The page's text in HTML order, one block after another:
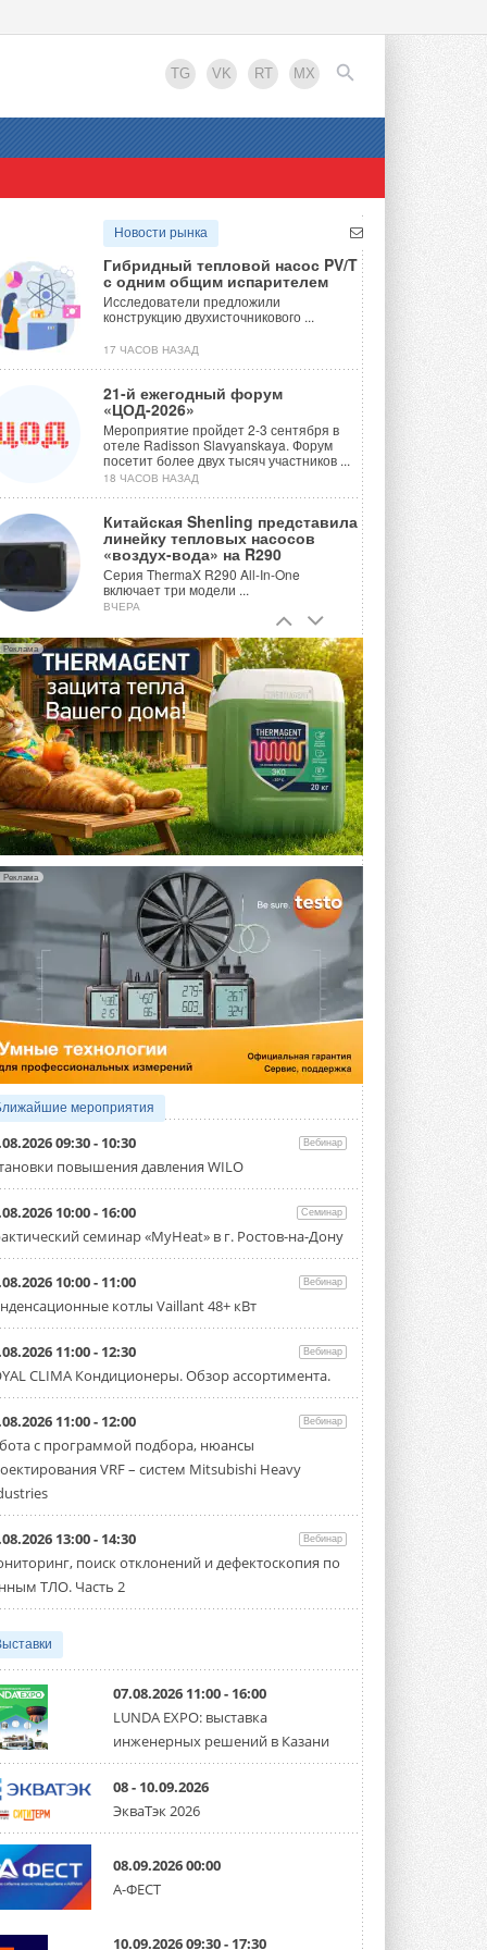
TG VK RT MX
EN
Новости рынка
Гибридный тепловой насос PV/T
с одним общим испарителем
Исследователи предложили
конструкцию двухисточникового ...
17 ЧАСОВ НАЗАД
21-й ежегодный форум
«ЦОД-2026»
Мероприятие пройдет 2-3 сентября в
отеле Radisson Slavyanskaya. Форум
посетит более двух тысяч участников ...
18 ЧАСОВ НАЗАД
Китайская Shenling представила
линейку тепловых насосов
«воздух-вода» на R290
Серия ThermaX R290 All-In-One
включает три модели ...
ВЧЕРА
Тепловые насосы в связке с
солнечной генерацией и
накопителем снижают
потребление на 60%
Исследователи из Италии установили ...
ВЧЕРА
«РУСКЛИМАТ Fest 2026» в Уфе
собрал свыше 700 профи
климатической отрасли
Организатором выступил торгово-
производственный холдинг ...
3 АВГУСТА 2026
«Датарк» испытал модульный
ЦОД с плотностью 54 кВт на
стойку
Испытания прошли на собственной
производственной площадке и были ...
3 АВГУСТА 2026
Samsung выпускает VRF-
систему DVM на R32
Линейка включает семь типоразмеров
производительностью от 22,4 до 56 кВт.
Суммарная длина трубопроводов ...
3 АВГУСТА 2026
«СиСофт Девелопмент» подвел
итоги конкурса студенческих
проектов «ТИМ-лидеры 2026»
Новый сезон конкурса «ТИМ-лидеры»
стартует уже в сентябре 2026 года ...
3 АВГУСТА 2026
«Русклимат» укрепляет
партнёрство за Уралом
Президент Омского землячества в
Москве Михаил Тимошенко посетил
Омск с трёхдневным рабочим визитом ...
31 ИЮЛЯ 2026
Carrier модернизирует
флагманский чиллер AquaEdge
19XR
Чиллер получил новую версию,
Mitsubishi расширяет
направление систем
охлаждения для ЦОД
США запретили использование
иностранных инверторов
28 июля 2026 года Федеральная
комиссия по связи США (FCC) обновила
свой специальный перечень Covered ...
31 ИЮЛЯ 2026
Уже через месяц в России
можно будет устанавливать
солнечные панели в МКД
С 1 сентября снимается запрет на
микрогенерацию в многоквартирных ...
30 ИЮЛЯ 2026
Канальные вентиляторы с ЕС-
Реклама
Реклама
мероприятия
09:30 - 10:30 Вебинар
повышения давления WILO
10:00 - 16:00 Семинар
семинар «MyHeat» в г. Ростов-на-Дону
10:00 - 11:00 Вебинар
котлы Vaillant 48+ кВт
11:00 - 12:30 Вебинар
CLIMA Кондиционеры. Обзор ассортимента.
11:00 - 12:00 Вебинар
с программой подбора, нюансы
VRF – систем Mitsubishi Heavy
13:00 - 14:30 Вебинар
поиск отклонений и дефектоскопия по
ТЛО. Часть 2
07.08.2026 11:00 - 16:00
LUNDA EXPO: выставка
инженерных решений в Казани
08 - 10.09.2026
ЭкваТэк 2026
08.09.2026 00:00
А-ФЕСТ
10.09.2026 09:30 - 17:30